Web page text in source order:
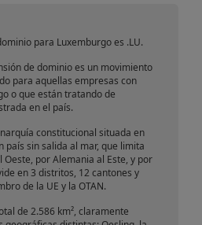
para Luxemburgo es .LU.
de dominio es un movimiento
para aquellas empresas con
o que están tratando de
en el país.
constitucional situada en
país sin salida al mar, que limita
por Alemania al Este, y por
en 3 distritos, 12 cantones y
de la UE y la OTAN.
de 2.586 km², claramente